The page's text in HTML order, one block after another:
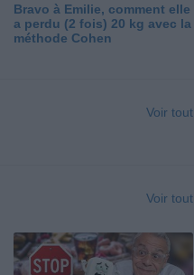
Bravo à Emilie, comment elle
a perdu (2 fois) 20 kg avec la
méthode Cohen
Voir tout
Voir tout